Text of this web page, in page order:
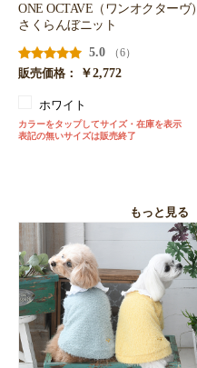
ONE OCTAVE（ワンオクターヴ）
さくらんぼニット
5.0
（6）
販売価格：
￥2,772
ホワイト
カラーをタップしてサイズ・在庫を表示
表記の無いサイズは販売終了
もっと見る